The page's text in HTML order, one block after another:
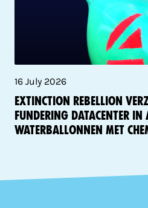
16 July 2026
Extinction Rebellion
fundering datacenter in
waterballonnen met